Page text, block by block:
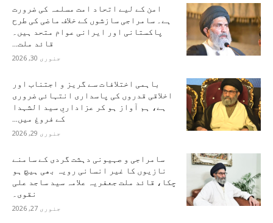
امن کے لیے اتحاد امت مسلمہ کی ضرورت
ہے۔ سامراجی سازشوں کے خلاف ماضی کی طرح
پاکستانی اور ایرانی عوام متحد ہیں۔
قائد ملت...
جنوری 30, 2026
باہمی اختلافات سے گریز و اجتناب اور
اخلاقی قدروں کی پاسداری انتہائی ضروری
ہے، ہم آواز ہو کر عزاداریِ سید الشہدا
کے فروغ میں...
جنوری 29, 2026
سامراجی و صہیونی دہشت گردی کے سامنے
نازیوں کا غیر انسانی رویہ بھی ہیچ ہو
چکا، قائد ملت جعفریہ علامہ سید ساجد علی
نقوی۔
جنوری 27, 2026